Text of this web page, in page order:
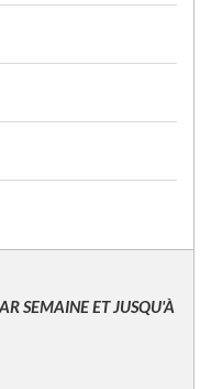
SEMAINE ET JUSQU'À